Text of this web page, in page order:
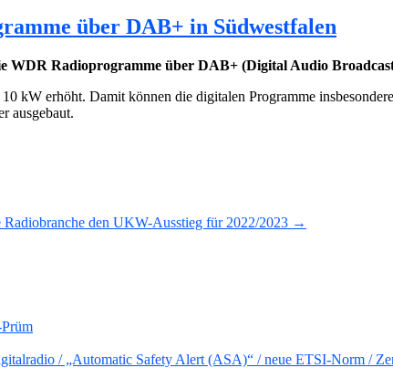
über DAB+ in Südwestfalen
WDR Radioprogramme über DAB+ (Digital Audio
kW erhöht. Damit können die digitalen Programme
ausgebaut.
den UKW-Ausstieg für 2022/2023 →
/ „Automatic Safety Alert (ASA)“ / neue ETSI-Norm /